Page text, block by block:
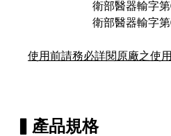
衛部醫器輸字
衛部醫器輸字
使用前請務必詳閱原廠之使
▍產品規格